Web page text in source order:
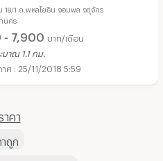
18/1 ถ.พหลโยธิน จอมพล จตุจักร
นคร
- 7,900 บาท/เดือน
มาณ 1.1 กม.
25/11/2018 5:59
คา
ถูก